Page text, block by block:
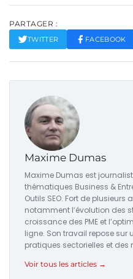
PARTAGER :
TWITTER FACEBOOK
Maxime Dumas
Maxime Dumas est
thématiques Business &
Outils SEO. Fort de plusieurs
notamment l’évolution des
croissance des PME et
ligne. Son travail repose sur
pratiques sectorielles et
Voir tous les articles →